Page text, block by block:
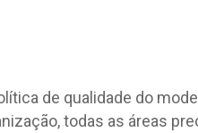
de qualidade do
todas as áreas